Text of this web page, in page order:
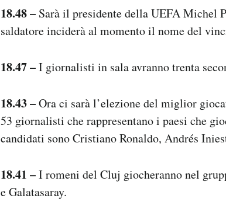
18.48 – Sarà il presidente della UEFA Michel
saldatore inciderà al momento il nome del
18.47 –I giornalisti in sala avranno trenta
18.43 –Ora ci sarà l’elezione del miglior
53 giornalisti che rappresentano i paesi che
candidati sono Cristiano Ronaldo, Andrés
18.41 –I romeni del Cluj giocheranno nel
e Galatasaray.